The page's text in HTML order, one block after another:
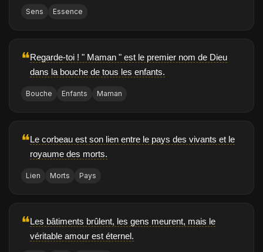
Sens Essence
❝Regarde-toi ! " Maman " est le premier nom de Dieu
dans la bouche de tous les enfants.
Bouche Enfants Maman
❝Le corbeau est son lien entre le pays des vivants et le
royaume des morts.
Lien Morts Pays
❝Les bâtiments brûlent, les gens meurent, mais le
véritable amour est éternel.